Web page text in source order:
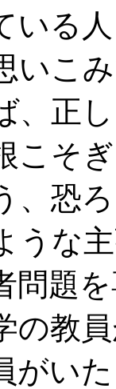
いる
いこ
、正
こそ
、恐
うな
問題
の教
がい